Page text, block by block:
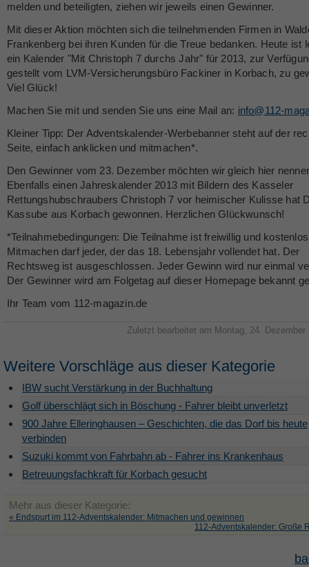
melden und beteiligten, ziehen wir jeweils einen Gewinner.
Mit dieser Aktion möchten sich die teilnehmenden Firmen in
Frankenberg bei ihren Kunden für die Treue bedanken. Heute ist
ein Kalender "Mit Christoph 7 durchs Jahr" für 2013, zur
gestellt vom LVM-Versicherungsbüro Fackiner in Korbach, zu
Viel Glück!
Machen Sie mit und senden Sie uns eine Mail an: info@112-
Kleiner Tipp: Der Adventskalender-Werbebanner steht auf der
Seite, einfach anklicken und mitmachen*.
Den Gewinner vom 23. Dezember möchten wir gleich hier
Ebenfalls einen Jahreskalender 2013 mit Bildern des Kasseler
Rettungshubschraubers Christoph 7 vor heimischer Kulisse hat
Kassube aus Korbach gewonnen. Herzlichen Glückwunsch!
*Teilnahmebedingungen: Die Teilnahme ist freiwillig und
Mitmachen darf jeder, der das 18. Lebensjahr vollendet hat. Der
Rechtsweg ist ausgeschlossen. Jeder Gewinn wird nur einmal
Der Gewinner wird am Folgetag auf dieser Homepage bekannt
Ihr Team vom 112-magazin.de
Zuletzt bearbeitet am Montag, 24. Dezember
Weitere Vorschläge aus dieser Kategorie
IBW sucht Verstärkung in der Buchhaltung
Golf überschlägt sich in Böschung - Fahrer bleibt unverletzt
900 Jahre Elleringhausen – Geschichten, die das Dorf bis heute
verbinden
Suzuki kommt von Fahrbahn ab - Fahrer ins Krankenhaus
Betreuungsfachkraft für Korbach gesucht
Mehr aus dieser Kategorie:
« Endspurt im 112-Adventskalender: Mitmachen und gewinnen
112-Adventskalender: Große